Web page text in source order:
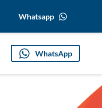
Whatsapp
WhatsApp